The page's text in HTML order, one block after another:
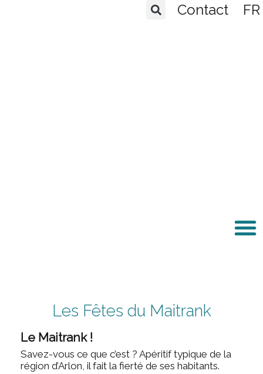
Contact FR
Les Fêtes du Maitrank
Le Maitrank !
Savez-vous ce que c’est ? Apéritif typique de la
région d’Arlon, il fait la fierté de ses habitants.